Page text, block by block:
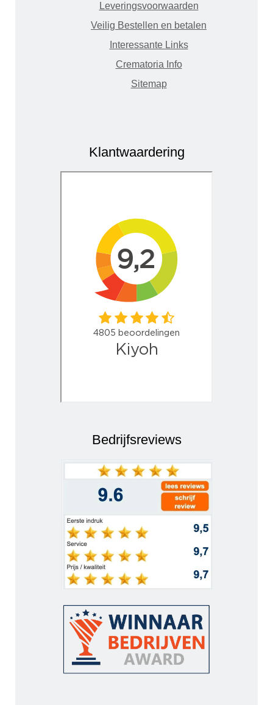
Leveringsvoorwaarden
Veilig Bestellen en betalen
Interessante Links
Crematoria Info
Sitemap
Klantwaardering
Bedrijfsreviews